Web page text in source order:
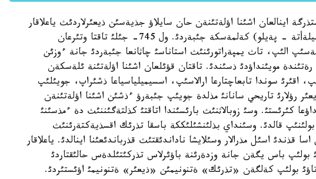
اينالعان اشئنا اؤلةتئنةن حان سايلاؤ جذيةسئن ذيعئرلاردئث ياعلاقار
تايپاسئنئث كوسةمئ قذل-بويلا (ل.گؤميلةأتة - پةيلو) كةلمةسكة جئبةردئ. ول 745- جئلئ تاقتا وتئرعان
الئپ، تاث يمپةراتورئنئث استاناسئ چاثانعا جئبةردئ جانة ءوزئن
مويئنداؤدئ ذسئندئ. تاقتان قؤئلعان اشئنا اؤلةتئنة ئلةسكةن
اقئرئ سوندا تابعاچتارعا ارالاسئپ، اسسيميلياسياعا ذشئراپ، جويئلئپ
رؤلارئ تاريحي سانانئ مذلدة جويئپ جئبةرؤ ءذشئن اشئنا اؤلةتئنةن
كئرئستئ. وسئ زوبالاثنئث بارئسئندا اتاقتئ كذلتةگئننئث دة ءمذسئنئ
قالدئ. وسئنداي بذلئنشئلئككة باسقا تذرئك اقسذيةكتةرئنئث
قذندئ اسئل مذرالار وسئلايشا ناداندئقتئث قذرباندئعئنا اينالدئ. ياعلاقار
بولئپ باس يگةن جانة وزدةرئنة باؤئرلاس تذركئتئلدةس حالئقتاردئ
بولئپ كةلگةن «تذرئك» ةتنونيمئن «ذيعئر» ةتنونيمئ اؤئستئردئ.